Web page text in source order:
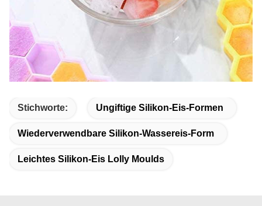
Stichworte: Ungiftige Silikon-Eis-Formen
Wiederverwendbare Silikon-Wassereis-Form
Leichtes Silikon-Eis Lolly Moulds